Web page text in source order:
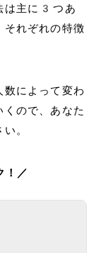
は主に3つあ
それぞれの特徴
数によって変わ
ので、あなた
。
！／